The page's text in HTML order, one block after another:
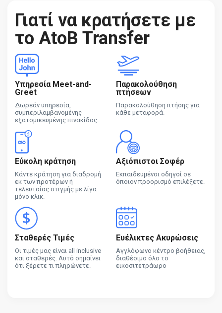
Γιατί να κρατήσετε με
το AtoB Transfer
Υπηρεσία Meet-and-
Greet
Δωρεάν υπηρεσία,
συμπεριλαμβανομένης
εξατομικευμένης πινακίδας.
Παρακολούθηση
πτήσεων
Παρακολούθηση πτήσης για
κάθε μεταφορά.
Εύκολη κράτηση
Κάντε κράτηση για διαδρομή
εκ των προτέρων ή
τελευταίας στιγμής με λίγα
μόνο κλικ.
Αξιόπιστοι Σοφέρ
Εκπαιδευμένοι οδηγοί σε
όποιον προορισμό επιλέξετε.
Σταθερές Τιμές
Οι τιμές μας είναι all inclusive
και σταθερές. Αυτό σημαίνει
ότι ξέρετε τι πληρώνετε.
Ευέλικτες Ακυρώσεις
Αγγλόφωνο κέντρο βοήθειας,
διαθέσιμο όλο το
εικοσιτετράωρο